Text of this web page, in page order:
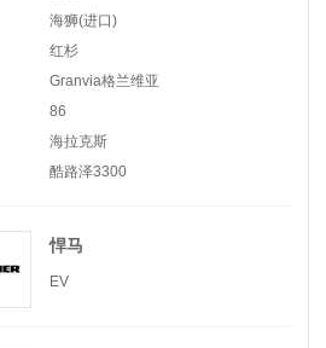
海狮(进口)
红杉
Granvia格兰维亚
86
海拉克斯
酷路泽3300
悍马
EV